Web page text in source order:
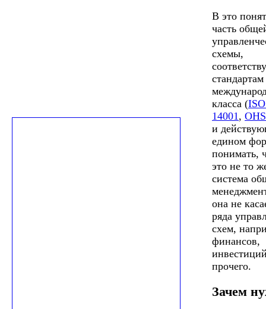
В это
часть
схемы,
стандартам
класса (
14001,
и
едином
понимать,
это не то
система
она не
ряда
схем,
финансов,
прочего.
Зачем